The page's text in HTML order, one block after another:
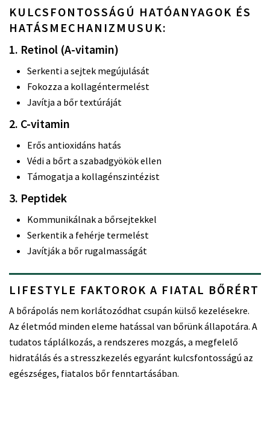
KULCSFONTOSSÁGÚ HATÓANYAGOK ÉS
HATÁSMECHANIZMUSUK:
1. Retinol (A-vitamin)
Serkenti a sejtek megújulását
Fokozza a kollagéntermelést
Javítja a bőr textúráját
2. C-vitamin
Erős antioxidáns hatás
Védi a bőrt a szabadgyökök ellen
Támogatja a kollagénszintézist
3. Peptidek
Kommunikálnak a bőrsejtekkel
Serkentik a fehérje termelést
Javítják a bőr rugalmasságát
LIFESTYLE FAKTOROK A FIATAL BŐRÉRT
A bőrápolás nem korlátozódhat csupán külső kezelésekre.
Az életmód minden eleme hatással van bőrünk állapotára. A
tudatos táplálkozás, a rendszeres mozgás, a megfelelő
hidratálás és a stresszkezelés egyaránt kulcsfontosságú az
egészséges, fiatalos bőr fenntartásában.